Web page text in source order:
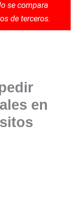
se compara
de terceros.
en